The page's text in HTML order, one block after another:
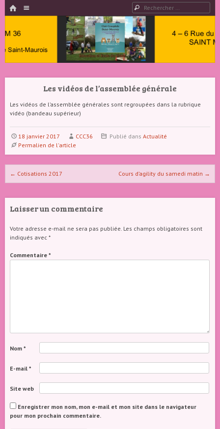
HOME Rechercher
Club
Cynophile
Saint
Maurois –
Canin
Indre 36
Les vidéos de l’assemblée générale
Les vidéos de l’assemblée générales sont regroupées dans la rubrique
vidéo (bandeau supérieur)
18 janvier 2017 CCC36 Publié dansActualité
Permalien de l'article
Naviguer dans les articles
← Cotisations 2017 Cours d’agility du samedi matin →
Laisser un commentaire
Votre adresse e-mail ne sera pas publiée. Les champs obligatoires sont
indiqués avec *
Commentaire *
Nom *
E-mail *
Site web
Enregistrer mon nom, mon e-mail et mon site dans le navigateur
pour mon prochain commentaire.